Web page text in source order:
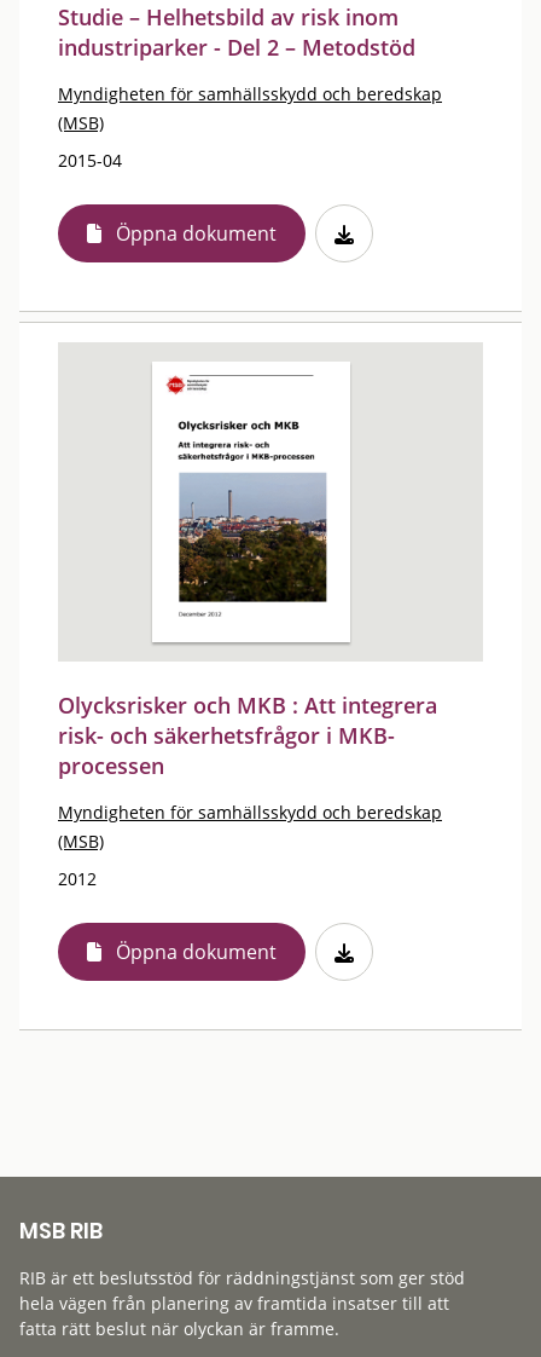
Studie – Helhetsbild av risk inom
industriparker - Del 2 – Metodstöd
Myndigheten för samhällsskydd och beredskap
(MSB)
2015-04
Öppna dokument
Olycksrisker och MKB : Att integrera
risk- och säkerhetsfrågor i MKB-
processen
Myndigheten för samhällsskydd och beredskap
(MSB)
2012
Öppna dokument
MSB RIB
RIB är ett beslutsstöd för räddningstjänst som ger stöd
hela vägen från planering av framtida insatser till att
fatta rätt beslut när olyckan är framme.